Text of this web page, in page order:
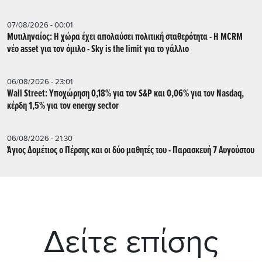
07/08/2026 - 00:01
Μυτιληναίος: Η χώρα έχει απολαύσει πολιτική σταθερότητα - Η MCRM
νέο asset για τον όμιλο - Sky is the limit για το γάλλιο
06/08/2026 - 23:01
Wall Street: Υποχώρηση 0,18% για τον S&P και 0,06% για τον Nasdaq,
κέρδη 1,5% για τον energy sector
06/08/2026 - 21:30
Άγιος Δομέτιος ο Πέρσης και οι δύο μαθητές του - Παρασκευή 7 Αυγούστου
Δείτε επίσης